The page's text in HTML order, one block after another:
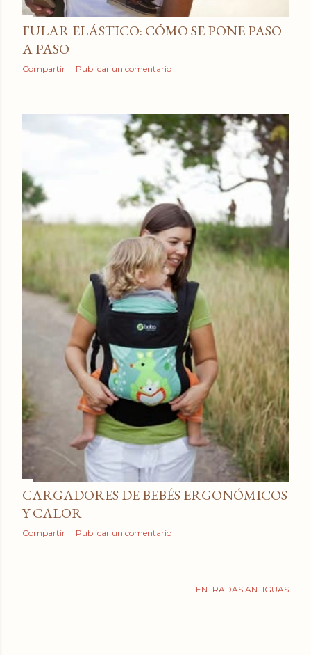
FULAR ELÁSTICO: CÓMO SE PONE PASO
A PASO
Compartir Publicar un comentario
CARGADORES DE BEBÉS ERGONÓMICOS
Y CALOR
Compartir Publicar un comentario
ENTRADAS ANTIGUAS